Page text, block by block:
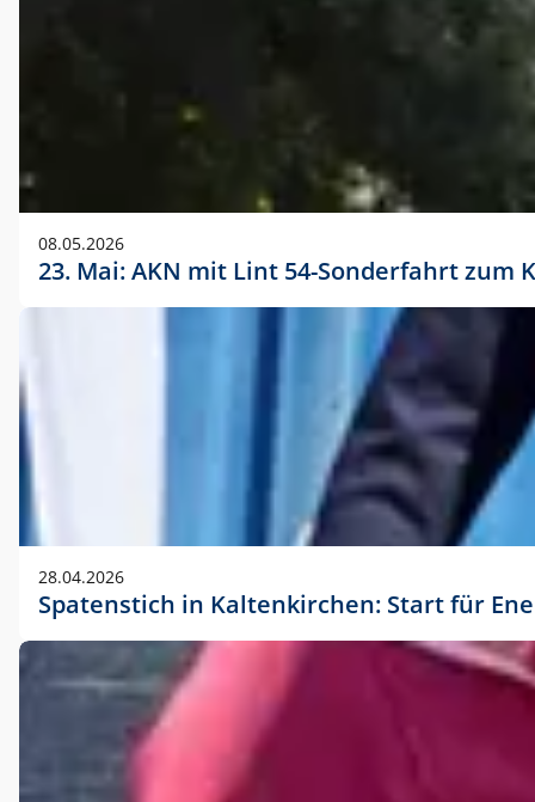
08.05.2026
23. Mai: AKN mit Lint 54-Sonderfahrt
28.04.2026
Spatenstich in Kaltenkirchen: Start für